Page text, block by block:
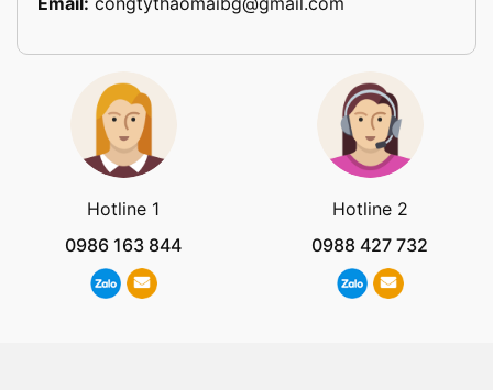
Hotline 1
0986 163 844
Hotline 2
0988 427 732